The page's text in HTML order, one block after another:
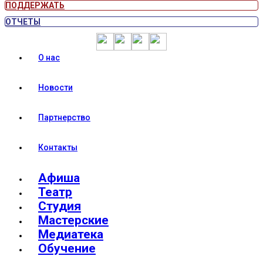
ПОДДЕРЖАТЬ
ОТЧЕТЫ
О нас
Новости
Партнерство
Контакты
Афиша
Театр
Студия
Мастерские
Медиатека
Обучение